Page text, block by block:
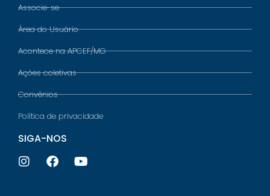
Associe-se
Área do Usuário
Acontece na APCEF/MG
Ações coletivas
Convênios
Política de privacidade
SIGA-NOS